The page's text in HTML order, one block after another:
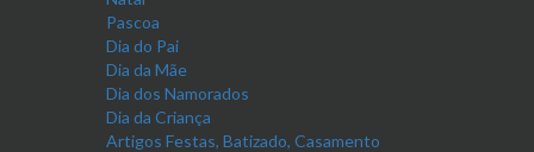
Pascoa
Dia do Pai
Dia da Mãe
Dia dos Namorados
Dia da Criança
Artigos Festas, Batizado, Casamento